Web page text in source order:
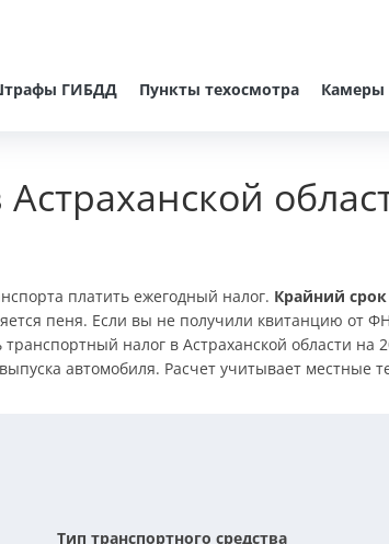
ГИБДД Пункты техосмотра Камеры
платить ежегодный налог. Крайний
пеня. Если вы не получили квитанцию от
транспортный налог в Астраханской области на
автомобиля. Расчет учитывает местные
Тип транспортного средства